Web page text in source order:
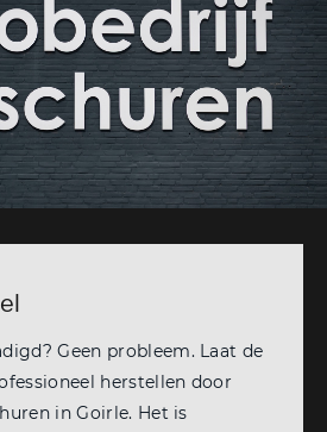
Geen probleem. Laat de
herstellen door
in Goirle. Het is